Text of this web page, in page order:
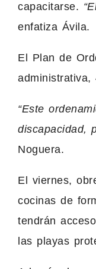
capacitarse.
enfatiza Ávila.
El Plan de
“Este
discapacidad,
Noguera.
El viernes,
cocinas de
tendrán
las playas